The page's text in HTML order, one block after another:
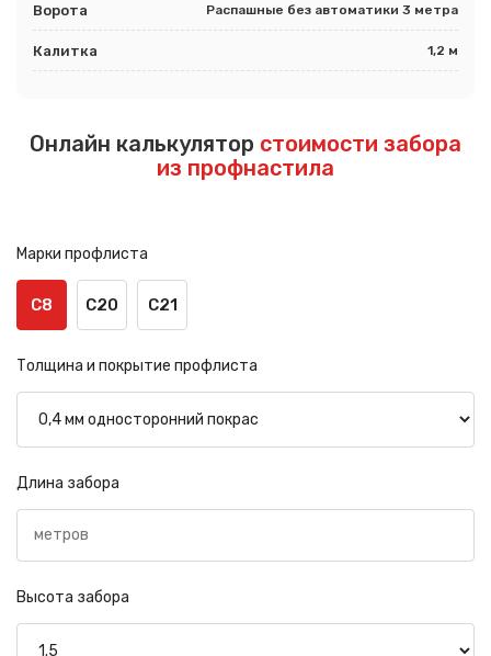
Ворота Распашные без автоматики 3 метра
Калитка 1,2 м
Онлайн калькулятор стоимости забора
из профнастила
Марки профлиста
С8 С20 С21
Толщина и покрытие профлиста
Длина забора
Высота забора